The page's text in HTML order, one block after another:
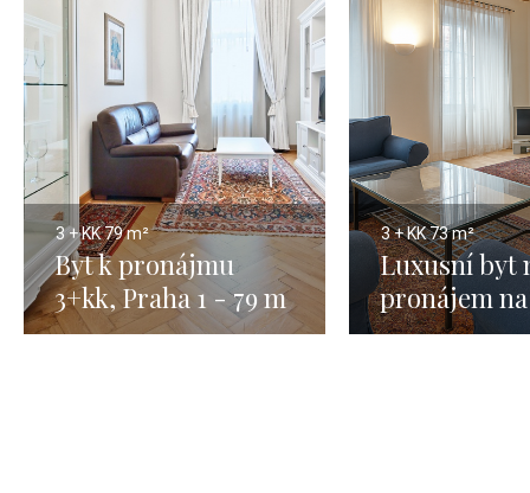
3 + KK79 m²
Byt k pronájmu
3+kk, Praha 1 - 79 m
3 + KK73 m²
Luxusní byt
pronájem
Straně - 73